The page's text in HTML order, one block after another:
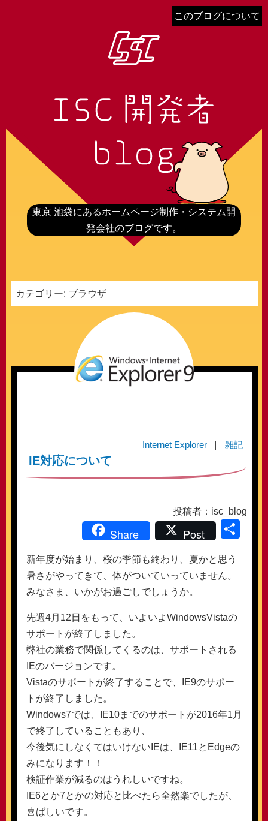
東京 池袋にあるホームページ制作・システム開
発会社のブログです。
このブログについて
カテゴリー: ブラウザ
Internet Explorer 雑記
IE対応について
投稿者：isc_blog
Share Post
新年度が始まり、桜の季節も終わり、夏かと思う
暑さがやってきて、体がついていっていません。
みなさま、いかがお過ごしでしょうか。
先週4月12日をもって、いよいよWindowsVistaの
サポートが終了しました。
弊社の業務で関係してくるのは、サポートされる
IEのバージョンです。
Vistaのサポートが終了することで、IE9のサポー
トが終了しました。
Windows7では、IE10までのサポートが2016年1月
で終了していることもあり、
今後気にしなくてはいけないIEは、IE11とEdgeの
みになります！！
検証作業が減るのはうれしいですね。
IE6とか7とかの対応と比べたら全然楽でしたが、
喜ばしいです。